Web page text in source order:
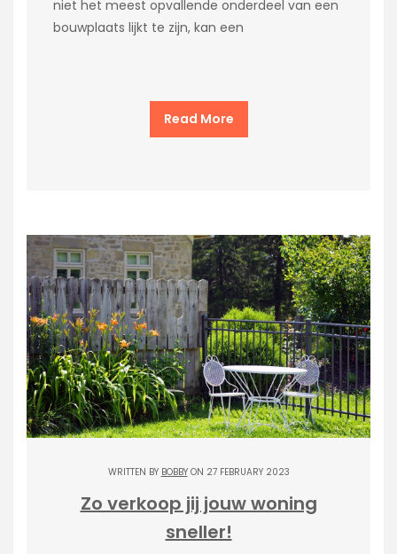
niet het meest opvallende onderdeel van een
bouwplaats lijkt te zijn, kan een
Read More
WRITTEN BY BOBBYON 27 FEBRUARY 2023
Zo verkoop jij jouw woning
sneller!